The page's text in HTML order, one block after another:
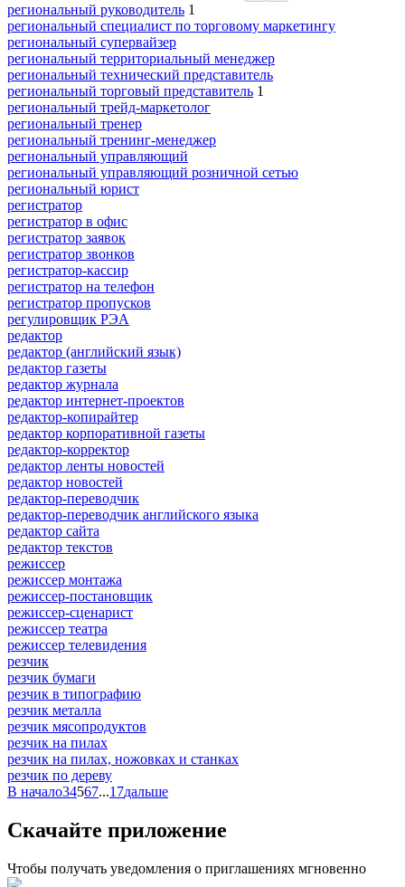
региональный руководитель 1
региональный специалист по торговому маркетингу
региональный супервайзер
региональный территориальный менеджер
региональный технический представитель
региональный торговый представитель 1
региональный трейд-маркетолог
региональный тренер
региональный тренинг-менеджер
региональный управляющий
региональный управляющий розничной сетью
региональный юрист
регистратор
регистратор в офис
регистратор заявок
регистратор звонков
регистратор-кассир
регистратор на телефон
регистратор пропусков
регулировщик РЭА
редактор
редактор (английский язык)
редактор газеты
редактор журнала
редактор интернет-проектов
редактор-копирайтер
редактор корпоративной газеты
редактор-корректор
редактор ленты новостей
редактор новостей
редактор-переводчик
редактор-переводчик английского языка
редактор сайта
редактор текстов
режиссер
режиссер монтажа
режиссер-постановщик
режиссер-сценарист
режиссер театра
режиссер телевидения
резчик
резчик бумаги
резчик в типографию
резчик металла
резчик мясопродуктов
резчик на пилах
резчик на пилах, ножовках и станках
резчик по дереву
В начало34567...17дальше
Скачайте приложение
Чтобы получать уведомления о приглашениях мгновенно